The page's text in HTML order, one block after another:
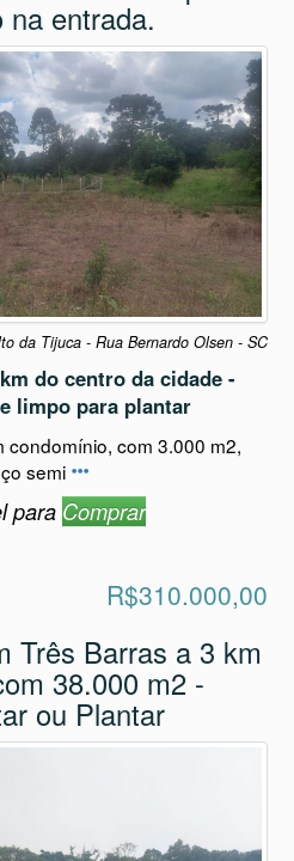
3.000 m2 - Bairro
e com portão
na entrada.
da Tijuca - Rua Bernardo Olsen - SC
do centro da cidade -
limpo para plantar
condomínio, com 3.000 m2,
Comprar
R$310.000,00
Três Barras a 3 km
38.000 m2 -